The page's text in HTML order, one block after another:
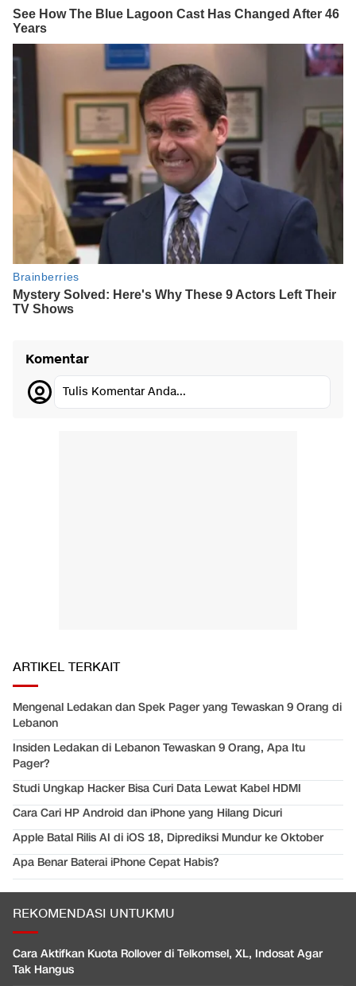
Komentar
Tulis Komentar Anda...
ARTIKEL TERKAIT
Mengenal Ledakan dan Spek Pager yang Tewaskan 9 Orang di
Lebanon
Insiden Ledakan di Lebanon Tewaskan 9 Orang, Apa Itu
Pager?
Studi Ungkap Hacker Bisa Curi Data Lewat Kabel HDMI
Cara Cari HP Android dan iPhone yang Hilang Dicuri
Apple Batal Rilis AI di iOS 18, Diprediksi Mundur ke Oktober
Apa Benar Baterai iPhone Cepat Habis?
REKOMENDASI UNTUKMU
Cara Aktifkan Kuota Rollover di Telkomsel, XL, Indosat Agar
Tak Hangus